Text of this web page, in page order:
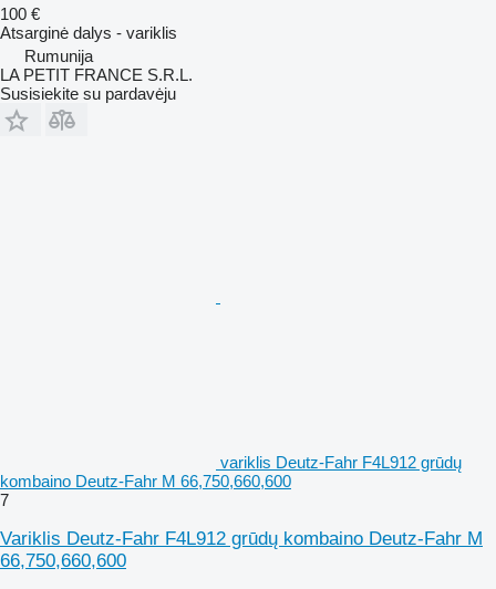
100 €
Atsarginė dalys - variklis
Rumunija
LA PETIT FRANCE S.R.L.
Susisiekite su pardavėju
variklis Deutz-Fahr F4L912 grūdų
kombaino Deutz-Fahr M 66,750,660,600
7
Variklis Deutz-Fahr F4L912 grūdų kombaino Deutz-Fahr M
66,750,660,600